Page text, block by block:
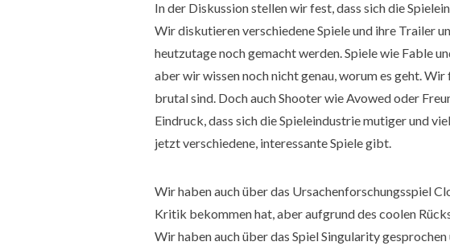
In der Diskussion stellen wir fest, dass sich die
Wir diskutieren verschiedene Spiele und ihre Trailer
heutzutage noch gemacht werden. Spiele wie Fable
aber wir wissen noch nicht genau, worum es geht.
brutal sind. Doch auch Shooter wie Avowed oder
Eindruck, dass sich die Spieleindustrie mutiger und
jetzt verschiedene, interessante Spiele gibt.
Wir haben auch über das Ursachenforschungsspiel
Kritik bekommen hat, aber aufgrund des coolen
Wir haben auch über das Spiel Singularity